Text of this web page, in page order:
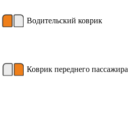
Водительский коврик
Коврик переднего пассажира